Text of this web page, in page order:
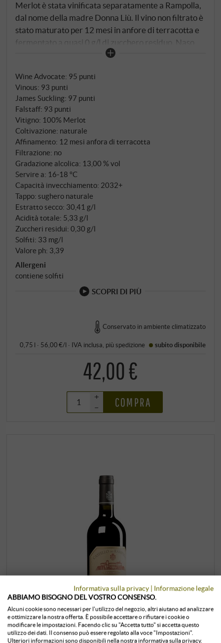
Merlot è stata vinificata separatamente a Rampolla,
dal nome della madre Donna Liù. Il vino non filtrato è
stato maturato per 12 mesi in anfore di terracotta e
fermentato a quasi 0 g/l di zucchero residuo. Naso
molto elegante e fresco di amarena, alloro e cassis. Al
di altri Merlot toscani, con un preciso frutto di ciliegia
e una componente salato-minerale. Un Merlot
finemente cesellato, difficile da battere in termini di
freschezza, chiarezza e personalità. Colma
meravigliosamente il divario tra il Chianti Classico e i
due fiori all'occhiello della casa, Sammarco e d'Alceo.
Ha bisogno di qualche anno in più in bottiglia.
SUPERIORE.DE
Wine Advocate: 95 punti
Vinous: 93 punti
James Suckling: 97 punti
Falstaff: 93 punti
Vitigno: 100% Merlot
Coltivazione: naturale
Affinamento: 12 mesi anfora di terracotta
Filtrazione: no
Gradazione alcolica: 13,00 % vol
Servire a: 16‑18 °C
Capacità invecchiamento: 2032+
Tappo: sughero naturale
Estratto secco: 30,41 g/l
Acidità totale: 5,33 g/l
Zuccheri residui: 0,30 g/l
Solfiti: 33 mg/l
Valore ph: 3,39
Allergeni
contiene solfiti
SCOPRI DI PIÙ
Conservato in ambiente climatizzato
0,75 l · 56,00 €/l · IVA inclusa , piùspedizione subito disponibile
42,00 €
+
–
COMPRA
Informativa sulla privacy | Informazione legale
ABBIAMO BISOGNO DEL VOSTRO CONSENSO.
Alcuni cookie sono necessari per l'utilizzo del negozio, altri aiutano ad analizzare
e ottimizzare la nostra offerta. È possibile accettare o rifiutare i cookie o
modificare le impostazioni. Facendo clic su "Accetta tutto" si accetta questo
utilizzo dei dati. Il consenso può essere regolato alla voce "Impostazioni".
Ulteriori informazioni sono disponibili nella nostra informativa sulla privacy.